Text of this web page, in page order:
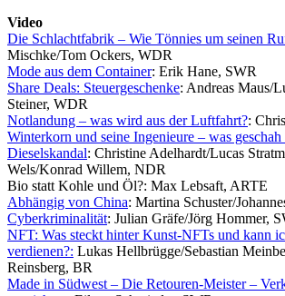
Video
Die Schlachtfabrik – Wie Tönnies um seinen
Mischke/Tom Ockers, WDR
Mode aus dem Container: Erik Hane, SWR
Share Deals: Steuergeschenke: Andreas Maus/
Steiner, WDR
Notlandung – was wird aus der Luftfahrt?:
Winterkorn und seine Ingenieure – was
Dieselskandal: Christine Adelhardt/Lucas
Wels/Konrad Willem, NDR
Bio statt Kohle und Öl?: Max Lebsaft, ARTE
Abhängig von China: Martina Schuster/
Cyberkriminalität: Julian Gräfe/Jörg Hommer,
NFT: Was steckt hinter Kunst-NFTs und kann
verdienen?: Lukas Hellbrügge/Sebastian
Reinsberg, BR
Made in Südwest – Die Retouren-Meister –